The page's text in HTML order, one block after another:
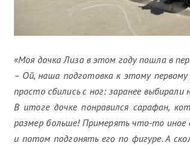
«Моя дочка Лиза в этом году пошла в
– Ой, наша подготовка к этому
просто сбились с ног: заранее
В итоге дочке понравился сарафан,
размер больше! Примерять что-то
и потом подгонять его по фигуре. А